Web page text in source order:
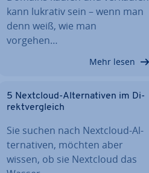
kann lukrativ sein – wenn man
denn weiß, wie man
vorgehen…
Mehr lesen
5 Nextcloud-Al­ter­na­ti­ven im Di­
rekt­ver­gleich
Sie suchen nach Nextcloud-Al­
ter­na­ti­ven, möchten aber
wissen, ob sie Nextcloud das